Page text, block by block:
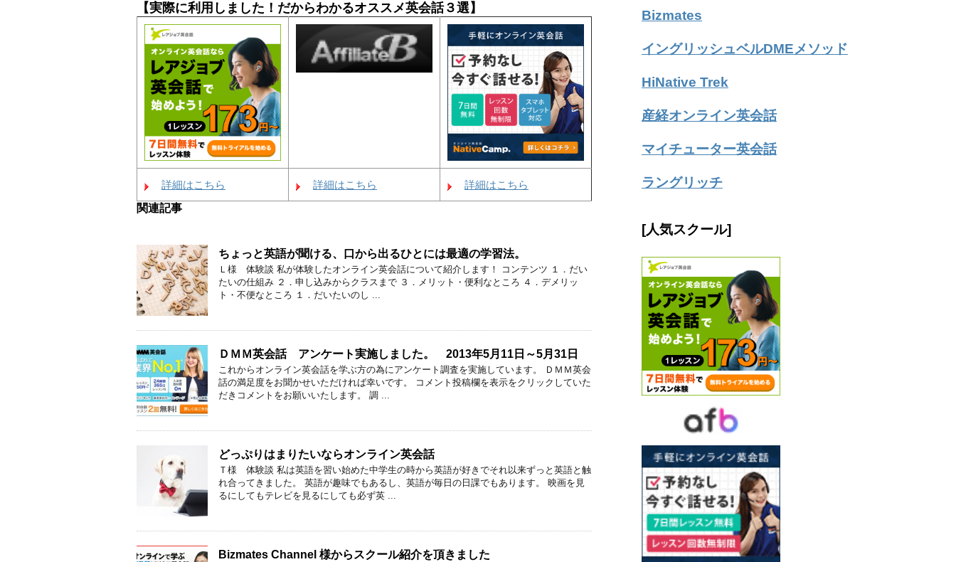
【実際に利用しました！だからわかるオススメ英会話３選】
詳細はこちら 詳細はこちら
詳細はこちら
関連記事
ちょっと英語が聞ける、口から出るひとには最適の学習法。
Ｌ様 体験談 私が体験したオンライン英会話について紹介します！ コンテンツ １．だい
たいの仕組み ２．申し込みからクラスまで ３．メリット・便利なところ ４．デメリッ
ト・不便なところ １．だいたいのし ...
ＤＭＭ英会話 アンケート実施しました。 2013年5月11日～5月31日
これからオンライン英会話を学ぶ方の為にアンケート調査を実施しています。 ＤＭＭ英会
話の満足度をお聞かせいただければ幸いです。 コメント投稿欄を表示をクリックしていた
だきコメントをお願いいたします。 調 ...
どっぷりはまりたいならオンライン英会話
Ｔ様 体験談 私は英語を習い始めた中学生の時から英語が好きでそれ以来ずっと英語と触
れ合ってきました。 英語が趣味でもあるし、英語が毎日の日課でもあります。 映画を見
るにしてもテレビを見るにしても必ず英 ...
Bizmates Channel 様からスクール紹介を頂きました
Bizmates
イングリッシュベルDMEメソッド
HiNative Trek
産経オンライン英会話
マイチューター英会話
ラングリッチ
[人気スクール]